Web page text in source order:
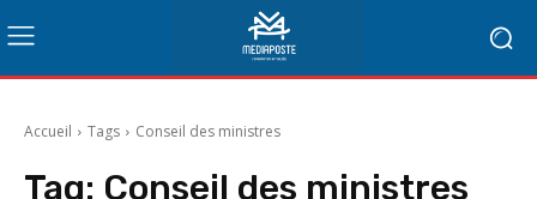
Accueil Tags Conseil des ministres
Tag: Conseil des ministres